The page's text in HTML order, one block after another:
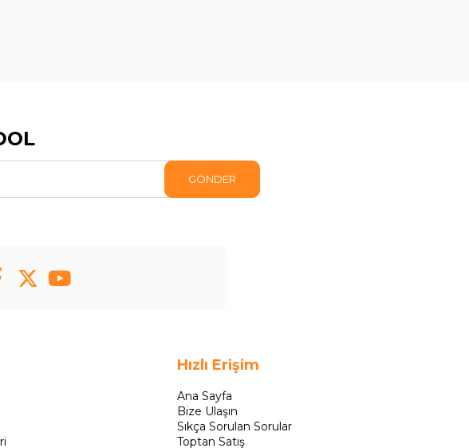
GÖNDER
Hızlı Erişim
Ana Sayfa
Bize Ulaşın
Sıkça Sorulan Sorular
Toptan Satış